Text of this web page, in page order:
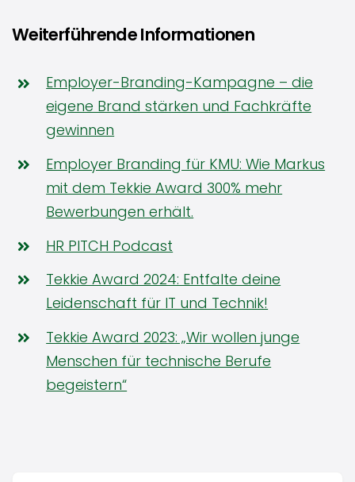
Weiterführende Informationen
Employer-Branding-Kampagne – die
eigene Brand stärken und Fachkräfte
gewinnen
Employer Branding für KMU: Wie Markus
mit dem Tekkie Award 300% mehr
Bewerbungen erhält.
HR PITCH Podcast
Tekkie Award 2024: Entfalte deine
Leidenschaft für IT und Technik!
Tekkie Award 2023: „Wir wollen junge
Menschen für technische Berufe
begeistern“